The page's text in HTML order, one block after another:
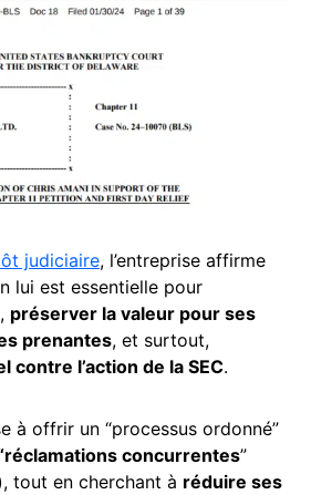
judiciaire, l’entreprise affirme
lui est essentielle pour
, préserver la valeur pour ses
prenantes, et surtout,
contre l’action de la SEC.
à offrir un “processus ordonné”
concurrentes”
tout en cherchant à réduire ses